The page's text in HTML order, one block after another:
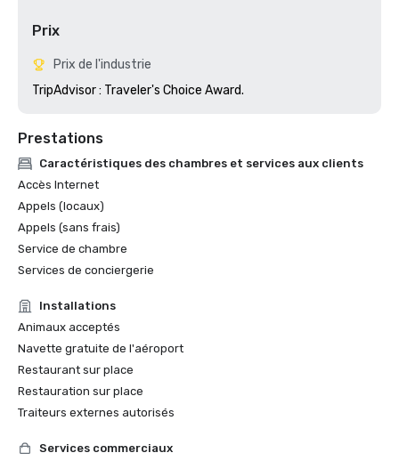
Prix
Prix de l'industrie
TripAdvisor : Traveler's Choice Award.
Prestations
Caractéristiques des chambres et services aux clients
Accès Internet
Appels (locaux)
Appels (sans frais)
Service de chambre
Services de conciergerie
Installations
Animaux acceptés
Navette gratuite de l'aéroport
Restaurant sur place
Restauration sur place
Traiteurs externes autorisés
Services commerciaux